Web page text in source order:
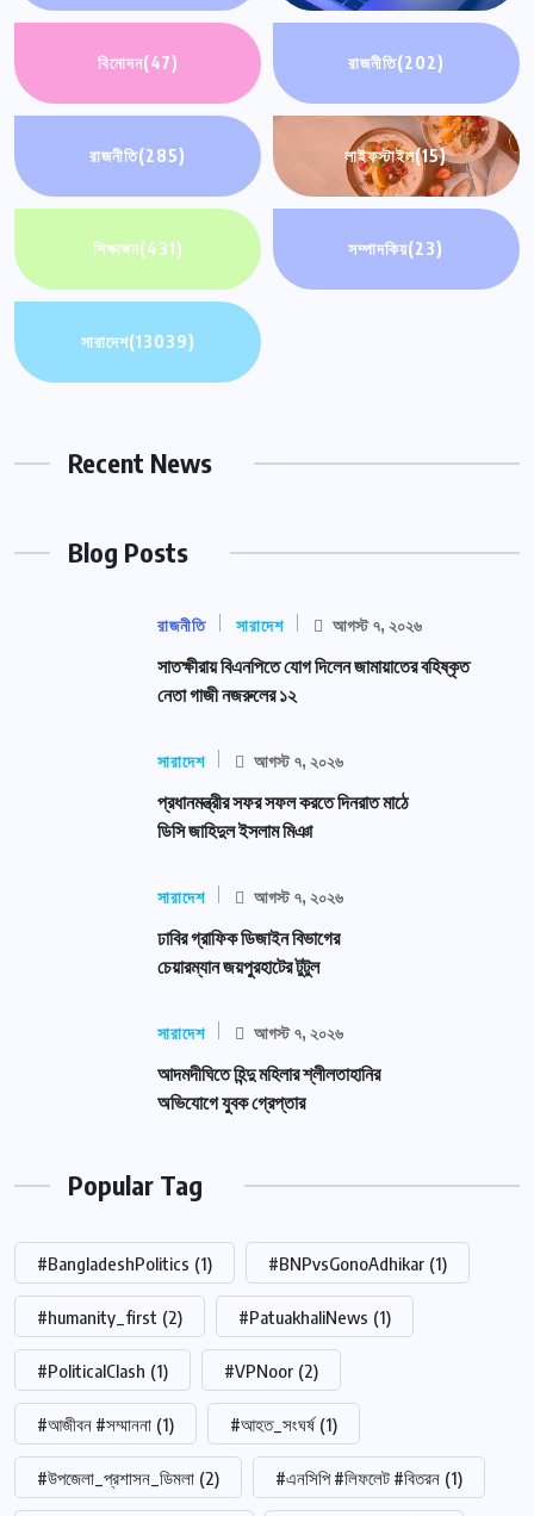
বিনোদন(47) রাজনীতি(202)
রাজনীতি(285) লাইফস্টাইল(15)
শিক্ষাঙ্গন(431) সম্পাদকিয়(23)
সারাদেশ(13039)
Recent News
Blog Posts
রাজনীতি সারাদেশ আগস্ট ৭, ২০২৬
সাতক্ষীরায় বিএনপিতে যোগ দিলেন জামায়াতের বহিষ্কৃত
নেতা গাজী নজরুলের ১২
সারাদেশ আগস্ট ৭, ২০২৬
প্রধানমন্ত্রীর সফর সফল করতে দিনরাত মাঠে
ডিসি জাহিদুল ইসলাম মিঞা
সারাদেশ আগস্ট ৭, ২০২৬
ঢাবির গ্রাফিক ডিজাইন বিভাগের
চেয়ারম্যান জয়পুরহাটের টুটুল
সারাদেশ আগস্ট ৭, ২০২৬
আদমদীঘিতে হিন্দু মহিলার শ্লীলতাহানির
অভিযোগে যুবক গ্রেপ্তার
Popular Tag
#BangladeshPolitics (1) #BNPvsGonoAdhikar (1)
#humanity_first (2) #PatuakhaliNews (1)
#PoliticalClash (1) #VPNoor (2)
#আজীবন #সম্মাননা (1) #আহত_সংঘর্ষ (1)
#উপজেলা_প্রশাসন_ডিমলা (2) #এনসিপি #লিফলেট #বিতরন (1)